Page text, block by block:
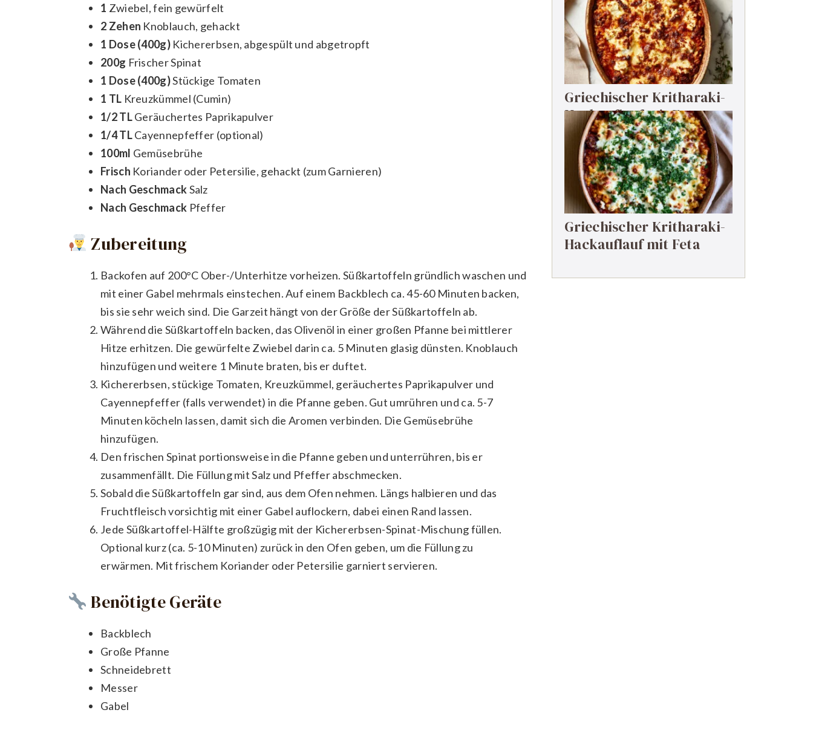
1 Zwiebel, fein gewürfelt
2 Zehen Knoblauch, gehackt
1 Dose (400g)Kichererbsen, abgespült und abgetropft
200g Frischer Spinat
1 Dose (400g)Stückige Tomaten
1 TL Kreuzkümmel (Cumin)
1/2 TLGeräuchertes Paprikapulver
1/4 TLCayennepfeffer (optional)
100ml Gemüsebrühe
Frisch Koriander oder Petersilie, gehackt (zum Garnieren)
Nach GeschmackSalz
Nach Geschmack Pfeffer
Zubereitung
Backofen auf 200°C Ober-/Unterhitze vorheizen. Süßkartoffeln gründlich waschen und
mit einer Gabel mehrmals einstechen. Auf einem Backblech ca. 45-60 Minuten backen,
bis sie sehr weich sind. Die Garzeit hängt von der Größe der Süßkartoffeln ab.
Während die Süßkartoffeln backen, das Olivenöl in einer großen Pfanne bei mittlerer
Hitze erhitzen. Die gewürfelte Zwiebel darin ca. 5 Minuten glasig dünsten. Knoblauch
hinzufügen und weitere 1 Minute braten, bis er duftet.
Kichererbsen, stückige Tomaten, Kreuzkümmel, geräuchertes Paprikapulver und
Cayennepfeffer (falls verwendet) in die Pfanne geben. Gut umrühren und ca. 5-7
Minuten köcheln lassen, damit sich die Aromen verbinden. Die Gemüsebrühe
hinzufügen.
Den frischen Spinat portionsweise in die Pfanne geben und unterrühren, bis er
zusammenfällt. Die Füllung mit Salz und Pfeffer abschmecken.
Sobald die Süßkartoffeln gar sind, aus dem Ofen nehmen. Längs halbieren und das
Fruchtfleisch vorsichtig mit einer Gabel auflockern, dabei einen Rand lassen.
Jede Süßkartoffel-Hälfte großzügig mit der Kichererbsen-Spinat-Mischung füllen.
Optional kurz (ca. 5-10 Minuten) zurück in den Ofen geben, um die Füllung zu
erwärmen. Mit frischem Koriander oder Petersilie garniert servieren.
Benötigte Geräte
Backblech
Große Pfanne
Schneidebrett
Messer
Gabel
Griechischer Kritharaki-
Hackauflauf mit Feta
Griechischer Kritharaki-
Hackauflauf mit Feta